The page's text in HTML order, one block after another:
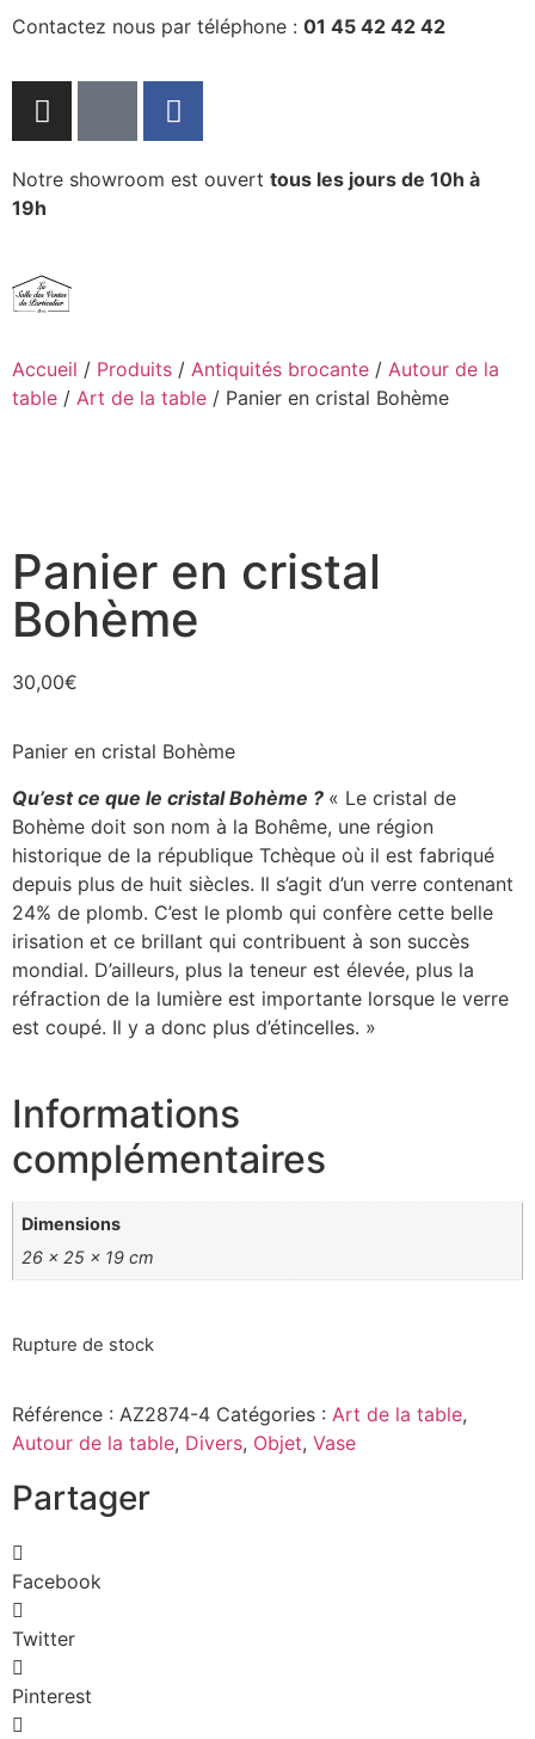
Contactez nous par téléphone : 01 45 42 42 42
Notre showroom est ouvert tous les jours de 10h à
19h
Accueil / Produits / Antiquités brocante / Autour de la
table / Art de la table / Panier en cristal Bohème
Panier en cristal
Bohème
30,00€
Panier en cristal Bohème
Qu’est ce que le cristal Bohème ? « Le cristal de
Bohème doit son nom à la Bohême, une région
historique de la république Tchèque où il est fabriqué
depuis plus de huit siècles. Il s’agit d’un verre contenant
24% de plomb. C’est le plomb qui confère cette belle
irisation et ce brillant qui contribuent à son succès
mondial. D’ailleurs, plus la teneur est élevée, plus la
réfraction de la lumière est importante lorsque le verre
est coupé. Il y a donc plus d’étincelles. »
Informations
complémentaires
Dimensions
26 × 25 × 19 cm
Rupture de stock
Référence : AZ2874-4 Catégories : Art de la table,
Autour de la table, Divers, Objet, Vase
Partager
Facebook
Twitter
Pinterest